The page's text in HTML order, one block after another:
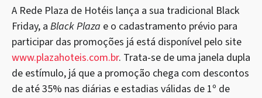
A Rede Plaza de Hotéis lança a sua tradicional Black
Friday, a Black Plaza e o cadastramento prévio para
participar das promoções já está disponível pelo site
www.plazahoteis.com.br. Trata-se de uma janela dupla
de estímulo, já que a promoção chega com descontos
de até 35% nas diárias e estadias válidas de 1º de